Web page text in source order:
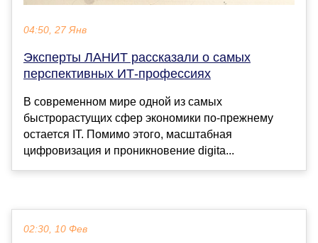
04:50, 27 Янв
Эксперты ЛАНИТ рассказали о самых
перспективных ИТ-профессиях
В современном мире одной из самых
быстрорастущих сфер экономики по-прежнему
остается IT. Помимо этого, масштабная
цифровизация и проникновение digita...
02:30, 10 Фев